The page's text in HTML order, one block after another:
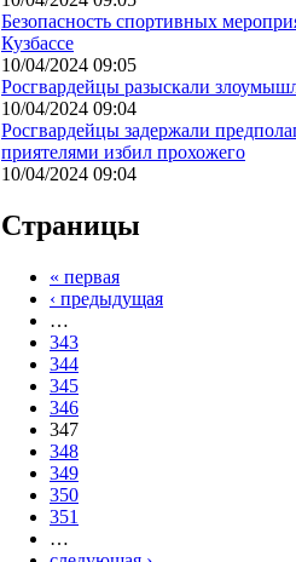
Безопасность спортивных
Кузбассе
10/04/2024 09:05
Росгвардейцы разыскали
10/04/2024 09:04
Росгвардейцы задержали
приятелями избил прохожего
10/04/2024 09:04
Страницы
« первая
‹ предыдущая
…
343
344
345
346
347
348
349
350
351
…